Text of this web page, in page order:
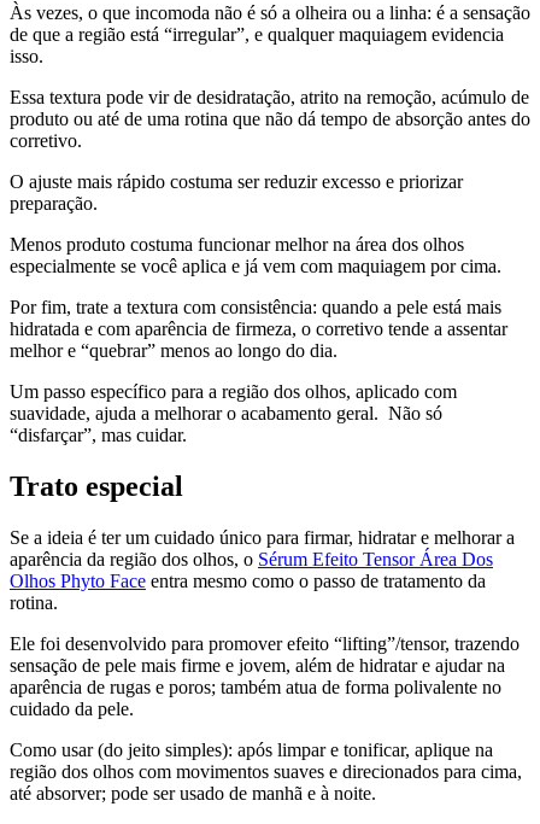
Às vezes, o que incomoda não é só a olheira ou a linha: é a sensação
de que a região está “irregular”, e qualquer maquiagem evidencia
isso.
Essa textura pode vir de desidratação, atrito na remoção, acúmulo de
produto ou até de uma rotina que não dá tempo de absorção antes do
corretivo.
O ajuste mais rápido costuma ser reduzir excesso e priorizar
preparação.
Menos produto costuma funcionar melhor na área dos olhos
especialmente se você aplica e já vem com maquiagem por cima.
Por fim, trate a textura com consistência: quando a pele está mais
hidratada e com aparência de firmeza, o corretivo tende a assentar
melhor e “quebrar” menos ao longo do dia.
Um passo específico para a região dos olhos, aplicado com
suavidade, ajuda a melhorar o acabamento geral. Não só
“disfarçar”, mas cuidar.
Trato especial
Se a ideia é ter um cuidado único para firmar, hidratar e melhorar a
aparência da região dos olhos, o Sérum Efeito Tensor Área Dos
Olhos Phyto Face entra mesmo como o passo de tratamento da
rotina.
Ele foi desenvolvido para promoverefeito “lifting”/tensor, trazendo
sensação de pele mais firme e jovem, além de hidratare ajudar na
aparência de rugas e poros; também atua de forma polivalente no
cuidado da pele.
Como usar (do jeito simples): após limpar e tonificar, aplique na
região dos olhos com movimentos suaves e direcionados para cima,
até absorver; pode ser usado de manhã e à noite.